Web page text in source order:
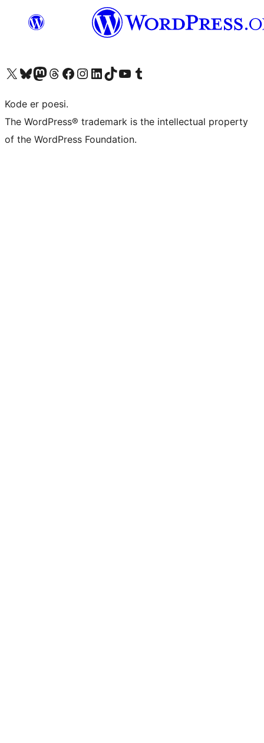
Besøg vores X (tidligere Twitter) konto
Besøg vores Bluesky-konto
Besøg vores Mastodon konto
Besøg vores Threads-konto
Besøg vores Facebook sideBesøg vores Instagram konto
Besøg vores LinkedIn konto
Besøg vores TikTok-konto
Besøg vores YouTube-kanalBesøg vores Tumblr-konto
Kode er poesi.
The WordPress® trademark is the intellectual property
of the WordPress Foundation.